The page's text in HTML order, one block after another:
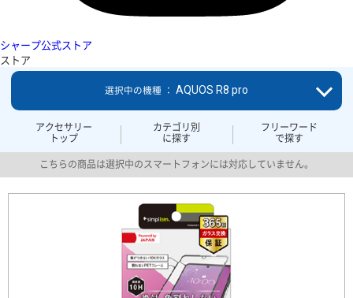
シャープ公式ストア
ストア
アクセサリー
トップ
カテゴリ別
に探す
フリーワード
で探す
選択中の機種 ： AQUOS R8 pro
こちらの商品は選択中のスマートフォンには対応していません。